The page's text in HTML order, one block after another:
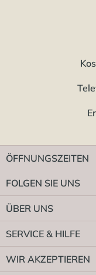
ÖFFNUNGSZEITEN
FOLGEN SIE UNS
ÜBER UNS
SERVICE & HILFE
WIR AKZEPTIEREN